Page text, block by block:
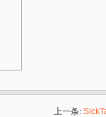
上一条: